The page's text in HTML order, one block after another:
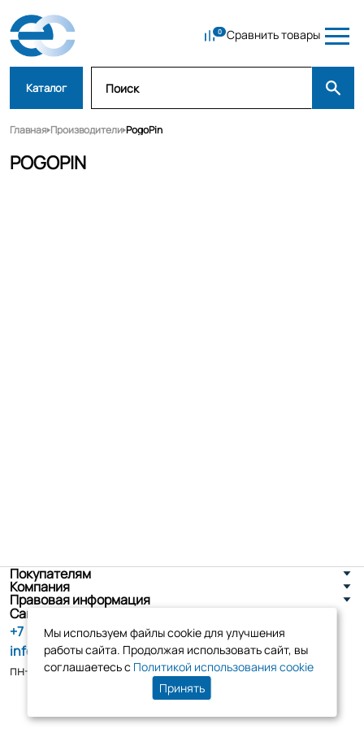
Сравнить товары
Каталог
Главная Производители PogoPin
POGOPIN
Покупателям
Компания
Правовая информация
Санкт-Петербург, ул. Новоселов д. 8
+7 (800) 555-86-90
info@tk-elko.ru
пн-пт, 10:00 - 18:00
Мы используем файлы cookie для улучшения
работы сайта. Продолжая использовать сайт, вы
соглашаетесь с Политикой использования cookie
Принять